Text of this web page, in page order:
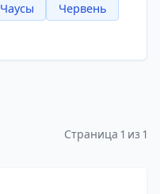
Чаусы
Червень
Страница 1 из 1